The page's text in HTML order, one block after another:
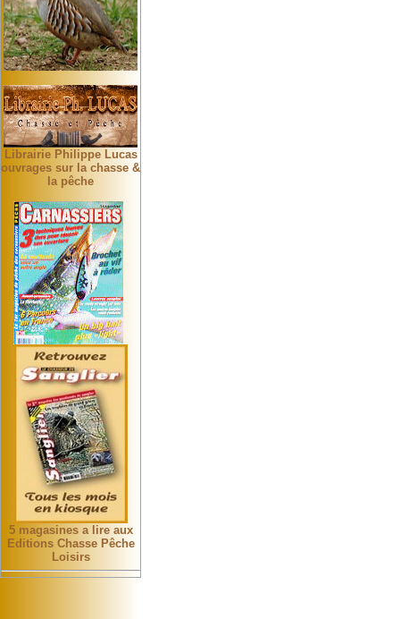
Librairie Philippe Lucas
ouvrages sur la chasse &
la pêche
5 magasines a lire aux
Editions Chasse Pêche
Loisirs